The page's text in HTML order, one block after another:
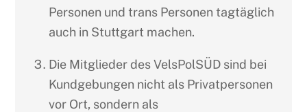
Personen und trans Personen tagtäglich
auch in Stuttgart machen.
Die Mitglieder des VelsPolSÜD sind bei
Kundgebungen nicht als Privatpersonen
vor Ort, sondern als